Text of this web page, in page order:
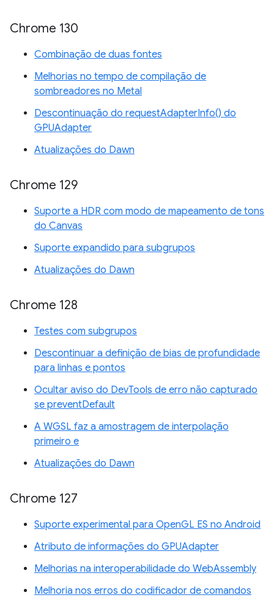
Chrome 130
Combinação de duas fontes
Melhorias no tempo de compilação de
sombreadores no Metal
Descontinuação do requestAdapterInfo() do
GPUAdapter
Atualizações do Dawn
Chrome 129
Suporte a HDR com modo de mapeamento de tons
do Canvas
Suporte expandido para subgrupos
Atualizações do Dawn
Chrome 128
Testes com subgrupos
Descontinuar a definição de bias de profundidade
para linhas e pontos
Ocultar aviso do DevTools de erro não capturado
se preventDefault
A WGSL faz a amostragem de interpolação
primeiro e
Atualizações do Dawn
Chrome 127
Suporte experimental para OpenGL ES no Android
Atributo de informações do GPUAdapter
Melhorias na interoperabilidade do WebAssembly
Melhoria nos erros do codificador de comandos